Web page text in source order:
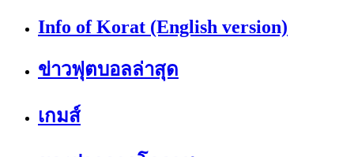
Info of Korat (English version)
ข่าวฟุตบอลล่าสุด
เกมส์